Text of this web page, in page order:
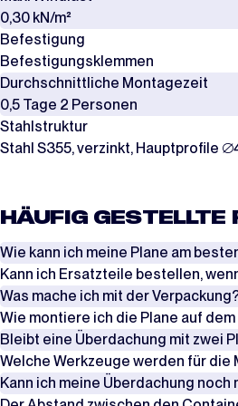
0,30 kN/m²
Befestigung
Befestigungsklemmen
Durchschnittliche Montagezeit
0,5 Tage 2 Personen
Stahlstruktur
Stahl S355, verzinkt, Hauptprofile
HÄUFIG GESTELLTE
Wie kann ich meine Plane am
Überprüfen Sie regelmäßig die
zu vermeiden.
Achten Sie außerdem darauf, dass die
Plane bei.
Kann ich Ersatzteile bestellen,
Ja, es ist möglich, Ersatzteile zu
Teile in Sets an. Eine Übersicht dieser
Kontakt aufnehmen
Was mache ich mit der
Die Planen werden in Kartons verpackt,
sie nicht wiederverwenden, kann die
Wie montiere ich die Plane auf dem
Es gibt zwei Möglichkeiten, die Plane auf
Bei kleineren Überdachungen von etwa
Bleibt eine Überdachung mit zwei
Unsere Überdachungen werden in
Welche Werkzeuge werden für
Neben einer Scherenarbeitsbühne und/
Kann ich meine Überdachung